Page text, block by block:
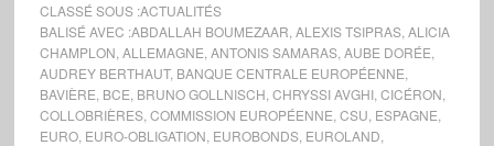
CLASSÉ SOUS :ACTUALITÉS
BALISÉ AVEC :ABDALLAH BOUMEZAAR ALEXIS TSIPRAS, ALICIA
CHAMPLON ALLEMAGNE ANTONIS SAMARAS, AUBE DORÉE
AUDREY BERTHAUT, BANQUE CENTRALE EUROPÉENNE
BAVIÈRE BCE BRUNO GOLLNISCH CHRYSSI AVGHI, CICÉRON
COLLOBRIÈRES, COMMISSION EUROPÉENNE CSU ESPAGNE
EURO, EURO-OBLIGATION EUROBONDS, EUROLAND